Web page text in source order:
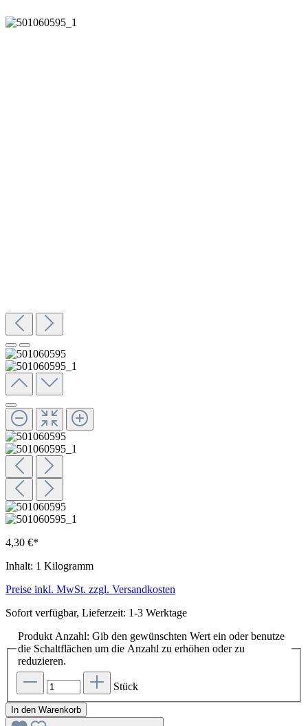
4,30 €*
Inhalt: 1 Kilogramm
Preise inkl. MwSt. zzgl. Versandkosten
Sofort verfügbar, Lieferzeit: 1-3 Werktage
Produkt Anzahl: Gib den gewünschten Wert ein oder benutze
die Schaltflächen um die Anzahl zu erhöhen oder zu
reduzieren.
Stück
In den Warenkorb